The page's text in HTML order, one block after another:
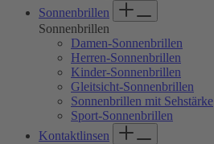
Sonnenbrillen
Sonnenbrillen
Damen-Sonnenbrillen
Herren-Sonnenbrillen
Kinder-Sonnenbrillen
Gleitsicht-Sonnenbrillen
Sonnenbrillen mit Sehstärke
Sport-Sonnenbrillen
Kontaktlinsen